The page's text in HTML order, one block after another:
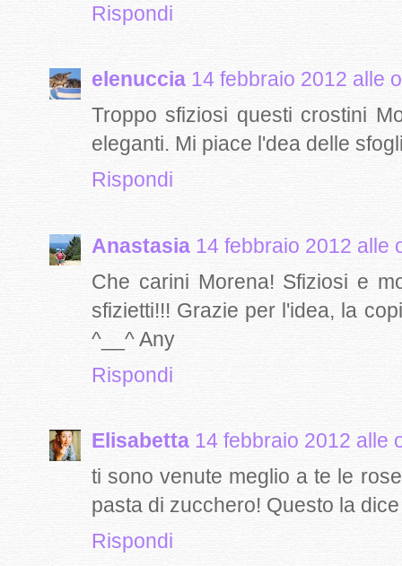
Rispondi
elenuccia 14 febbraio 2012 alle
Troppo sfiziosi questi crostini
eleganti. Mi piace l'dea delle
Rispondi
Anastasia 14 febbraio 2012 alle
Che carini Morena! Sfiziosi e
sfizietti!!! Grazie per l'idea, la
^__^ Any
Rispondi
Elisabetta 14 febbraio 2012 alle
ti sono venute meglio a te le
pasta di zucchero! Questo la
Rispondi